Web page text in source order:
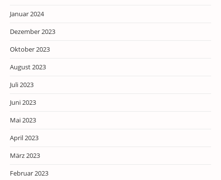
Januar 2024
Dezember 2023
Oktober 2023
August 2023
Juli 2023
Juni 2023
Mai 2023
April 2023
März 2023
Februar 2023